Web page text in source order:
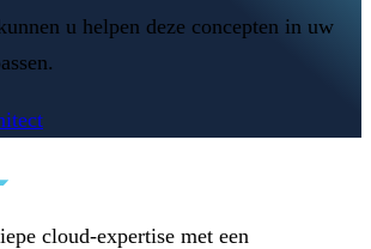
u helpen deze concepten in uw
cloud-expertise met een